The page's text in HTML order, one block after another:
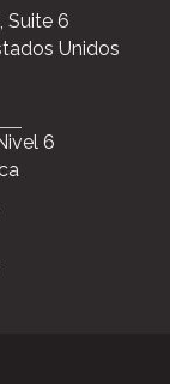
Suite 6
Unidos
6